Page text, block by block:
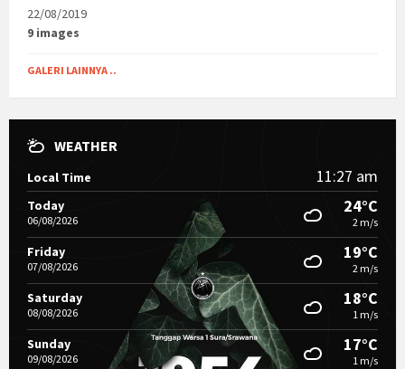
22/08/2019
9 images
GALERI LAINNYA ..
WEATHER
Local Time 11:27 am
Today
06/08/2026
24°C
2 m/s
Friday
07/08/2026
19°C
2 m/s
Saturday
08/08/2026
18°C
1 m/s
Sunday
09/08/2026
17°C
1 m/s